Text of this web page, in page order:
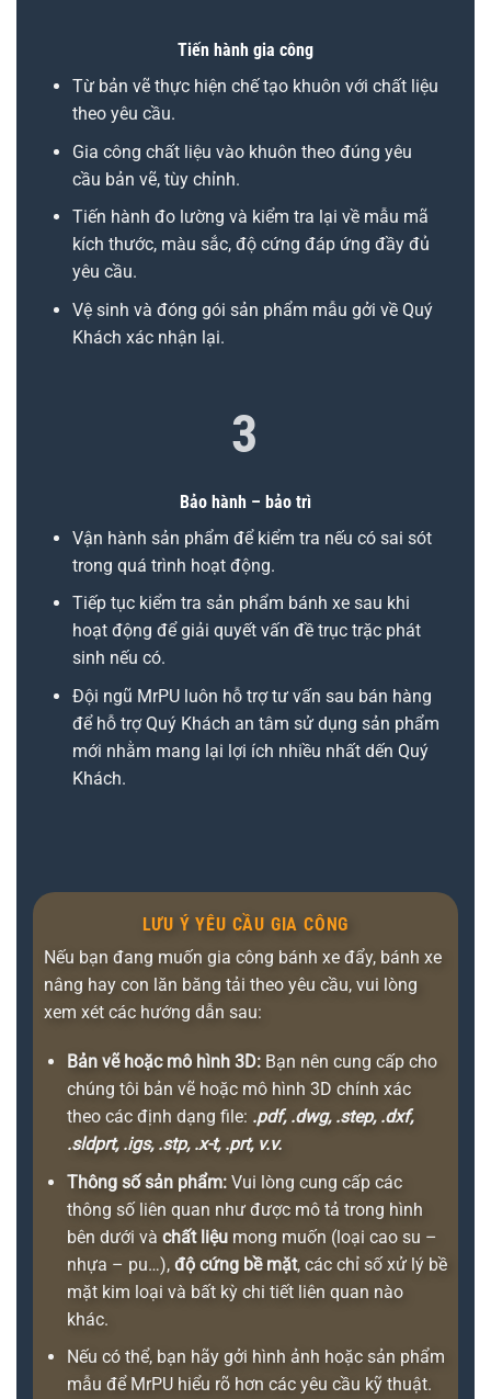
Tiến hành gia công
Từ bản vẽ thực hiện chế tạo khuôn với chất liệu
theo yêu cầu.
Gia công chất liệu vào khuôn theo đúng yêu
cầu bản vẽ, tùy chỉnh.
Tiến hành đo lường và kiểm tra lại về mẫu mã
kích thước, màu sắc, độ cứng đáp ứng đầy đủ
yêu cầu.
Vệ sinh và đóng gói sản phẩm mẫu gởi về Quý
Khách xác nhận lại.
3
Bảo hành – bảo trì
Vận hành sản phẩm để kiểm tra nếu có sai sót
trong quá trình hoạt động.
Tiếp tục kiểm tra sản phẩm bánh xe sau khi
hoạt động để giải quyết vấn đề trục trặc phát
sinh nếu có.
Đội ngũ MrPU luôn hỗ trợ tư vấn sau bán hàng
để hỗ trợ Quý Khách an tâm sử dụng sản phẩm
mới nhằm mang lại lợi ích nhiều nhất dến Quý
Khách.
LƯU Ý YÊU CẦU GIA CÔNG
Nếu bạn đang muốn gia công bánh xe đẩy, bánh xe
nâng hay con lăn băng tải theo yêu cầu, vui lòng
xem xét các hướng dẫn sau:
Bản vẽ hoặc mô hình 3D:Bạn nên cung cấp cho
chúng tôi bản vẽ hoặc mô hình 3D chính xác
theo các định dạng file: .pdf, .dwg, .step, .dxf,
.sldprt, .igs, .stp, .x-t, .prt, v.v.
Thông số sản phẩm:Vui lòng cung cấp các
thông số liên quan như được mô tả trong hình
bên dưới và chất liệumong muốn (loại cao su –
nhựa – pu…), độ cứng bề mặt, các chỉ số xử lý bề
mặt kim loại và bất kỳ chi tiết liên quan nào
khác.
Nếu có thể, bạn hãy gởi hình ảnh hoặc sản phẩm
mẫu để MrPU hiểu rõ hơn các yêu cầu kỹ thuật.